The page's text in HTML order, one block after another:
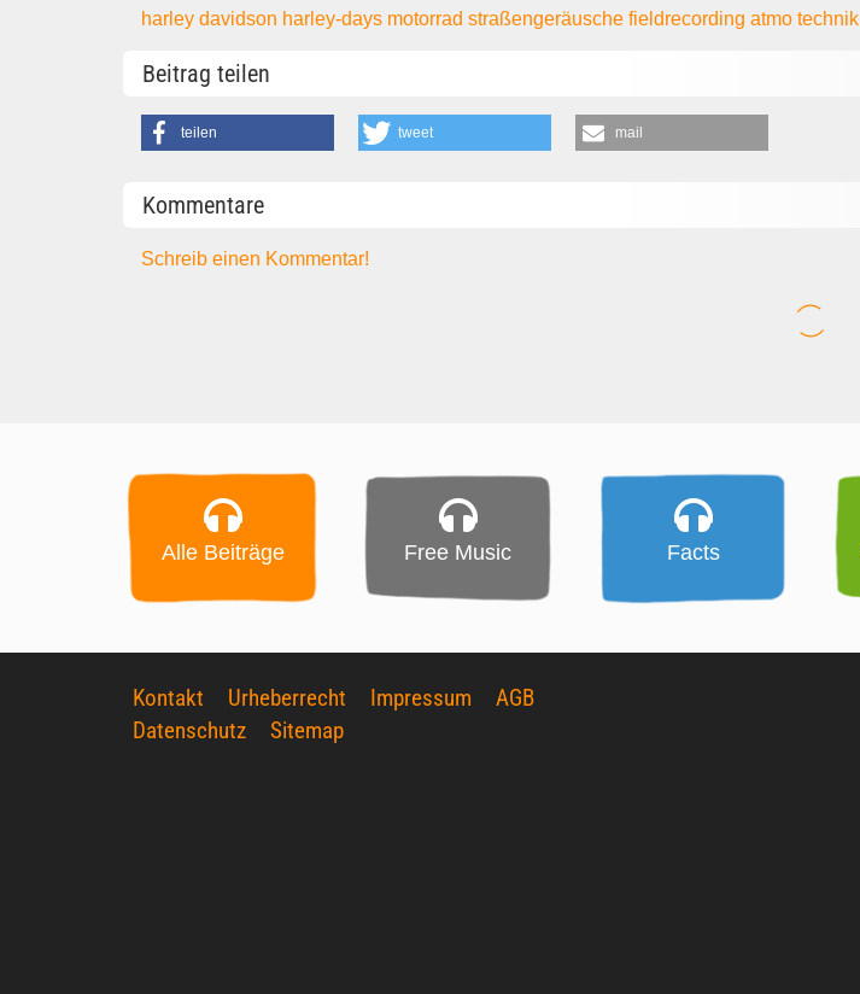
harley davidson harley-days motorradstraßengeräuschefieldrecordingatmotechnik
Beitrag teilen
teilen tweet mail
Kommentare
Schreib einen Kommentar!
Alle Beiträge Free Music Facts
Kontakt Urheberrecht Impressum
AGB
Datenschutz
Sitemap